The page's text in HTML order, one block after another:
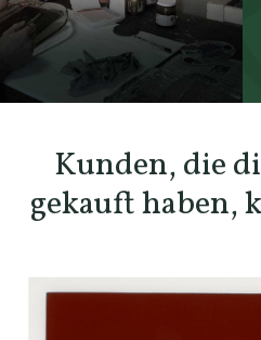
Kunden, die
gekauft haben,